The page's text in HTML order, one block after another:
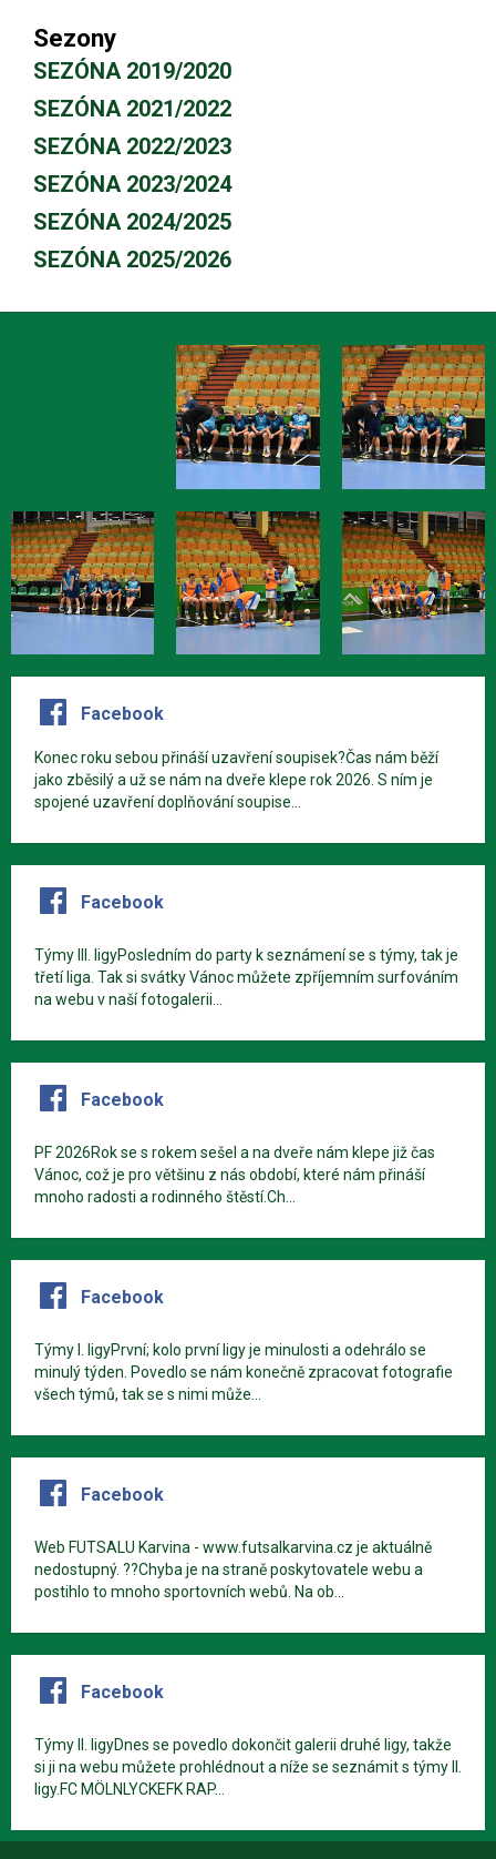
Sezony
SEZÓNA 2019/2020
SEZÓNA 2021/2022
SEZÓNA 2022/2023
SEZÓNA 2023/2024
SEZÓNA 2024/2025
SEZÓNA 2025/2026
Facebook
Konec roku sebou přináší uzavření soupisek?Čas nám běží
jako zběsilý a už se nám na dveře klepe rok 2026. S ním je
spojené uzavření doplňování soupise...
Facebook
Týmy III. ligyPosledním do party k seznámení se s týmy, tak je
třetí liga. Tak si svátky Vánoc můžete zpříjemním surfováním
na webu v naší fotogalerii...
Facebook
PF 2026Rok se s rokem sešel a na dveře nám klepe již čas
Vánoc, což je pro většinu z nás období, které nám přináší
mnoho radosti a rodinného štěstí.Ch...
Facebook
Týmy I. ligyPrvní; kolo první ligy je minulosti a odehrálo se
minulý týden. Povedlo se nám konečně zpracovat fotografie
všech týmů, tak se s nimi může...
Facebook
Web FUTSALU Karvina - www.futsalkarvina.cz je aktuálně
nedostupný. ??Chyba je na straně poskytovatele webu a
postihlo to mnoho sportovních webů. Na ob...
Facebook
Týmy II. ligyDnes se povedlo dokončit galerii druhé ligy, takže
si ji na webu můžete prohlédnout a níže se seznámit s týmy II.
ligy.FC MÖLNLYCKEFK RAP...